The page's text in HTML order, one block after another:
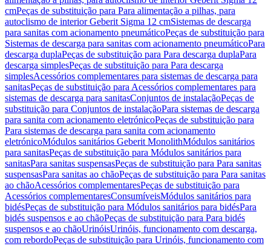
cmPeças de substituição para Para alimentação a pilhas, para
autoclismo de interior Geberit Sigma 12 cmSistemas de descarga
para sanitas com acionamento pneumáticoPeças de substituição para
Sistemas de descarga para sanitas com acionamento pneumáticoPara
descarga duplaPeças de substituição para Para descarga duplaPara
descarga simplesPeças de substituição para Para descarga
simplesAcessórios complementares para sistemas de descarga para
sanitasPeças de substituição para Acessórios complementares para
sistemas de descarga para sanitasConjuntos de instalaçãoPeças de
substituição para Conjuntos de instalaçãoPara sistemas de descarga
para sanita com acionamento eletrónicoPeças de substituição para
Para sistemas de descarga para sanita com acionamento
eletrónicoMódulos sanitários Geberit MonolithMódulos sanitários
para sanitasPeças de substituição para Módulos sanitários para
sanitasPara sanitas suspensasPeças de substituição para Para sanitas
suspensasPara sanitas ao chãoPeças de substituição para Para sanitas
ao chãoAcessórios complementaresPeças de substituição para
Acessórios complementaresConsumíveisMódulos sanitários para
bidésPeças de substituição para Módulos sanitários para bidésPara
bidés suspensos e ao chãoPeças de substituição para Para bidés
suspensos e ao chãoUrinóisUrinóis, funcionamento com descarga,
com rebordoPeças de substituição para Urinóis, funcionamento com